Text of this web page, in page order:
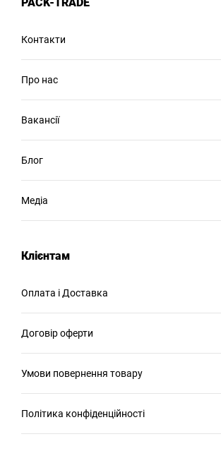
Контакти
Про нас
Вакансії
Блог
Медіа
Клієнтам
Оплата і Доставка
Договір оферти
Умови повернення товару
Політика конфіденційності